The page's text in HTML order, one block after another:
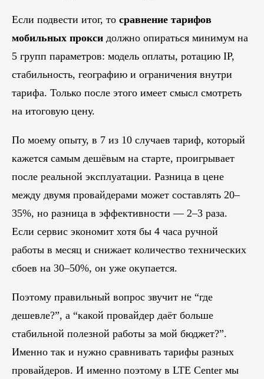
Если подвести итог, то сравнение тарифов
мобильных прокси должно опираться минимум на
5 групп параметров: модель оплаты, ротацию IP,
стабильность, географию и ограничения внутри
тарифа. Только после этого имеет смысл смотреть
на итоговую цену.
По моему опыту, в 7 из 10 случаев тариф, который
кажется самым дешёвым на старте, проигрывает
после реальной эксплуатации. Разница в цене
между двумя провайдерами может составлять 20–
35%, но разница в эффективности — 2–3 раза.
Если сервис экономит хотя бы 4 часа ручной
работы в месяц и снижает количество технических
сбоев на 30–50%, он уже окупается.
Поэтому правильный вопрос звучит не “где
дешевле?”, а “какой провайдер даёт больше
стабильной полезной работы за мой бюджет?”.
Именно так и нужно сравнивать тарифы разных
провайдеров. И именно поэтому в LTE Center мы